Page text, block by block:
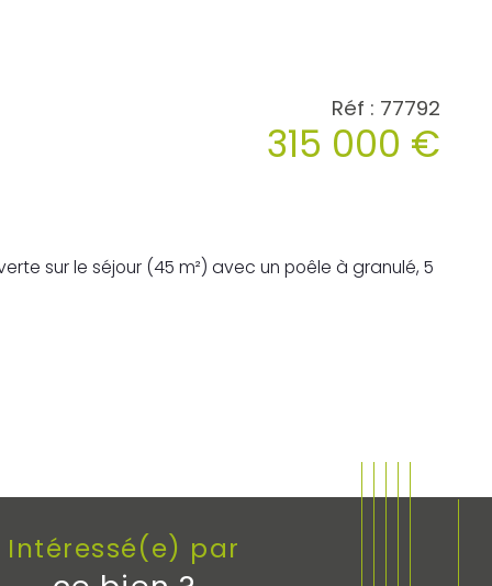
Réf : 77792
315 000 €
Intéressé(e) par